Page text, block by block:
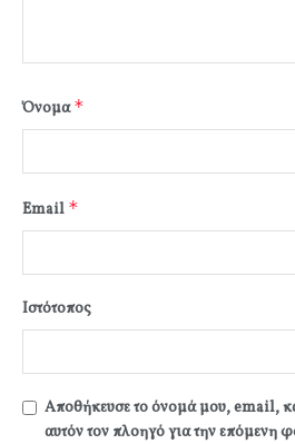
Όνομα*
Email *
Ιστότοπος
Αποθήκευσε το όνομά μου, email,
αυτόν τον πλοηγό για την επόμενη